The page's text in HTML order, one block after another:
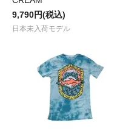
9,790円(税込)
日本未入荷モデル